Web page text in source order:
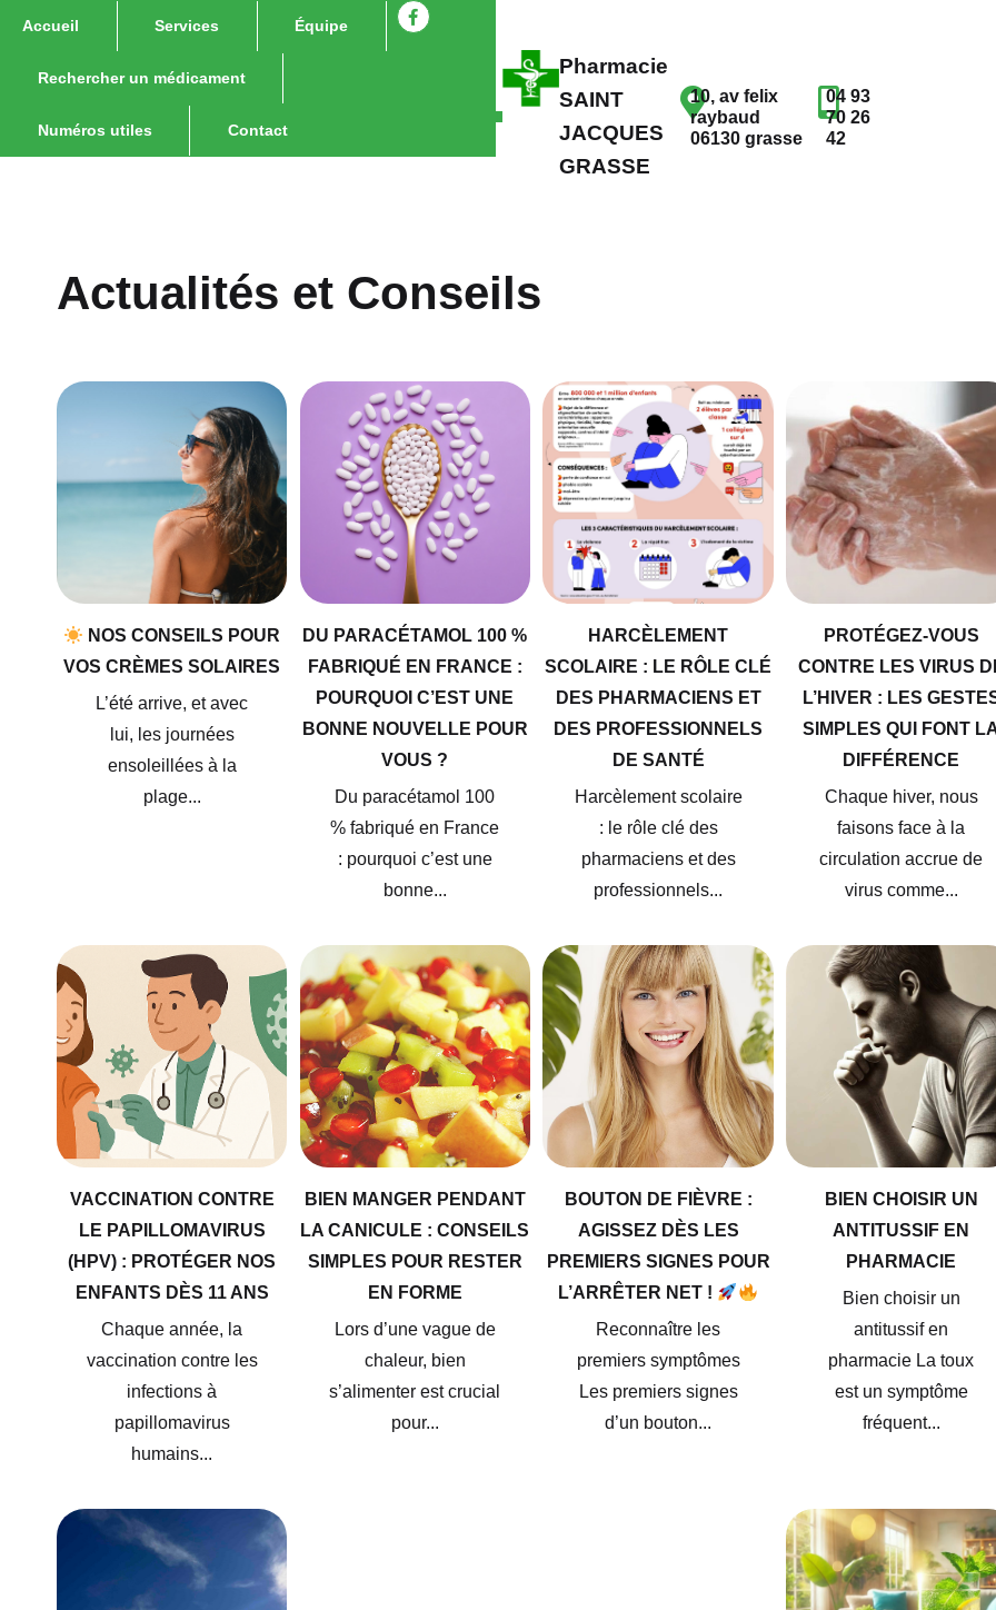
Pharmacie
SAINT
JACQUES
GRASSE
10, av felix
raybaud
06130 grasse
04 93
70 26
42
Accueil Services Équipe
Rechercher un médicament
Numéros utiles Contact
Actualités et Conseils
NOS CONSEILS POUR
VOS CRÈMES SOLAIRES
L’été arrive, et avec
lui, les journées
ensoleillées à la
plage...
DU PARACÉTAMOL 100 %
FABRIQUÉ EN FRANCE :
POURQUOI C’EST UNE
BONNE NOUVELLE POUR
VOUS ?
Du paracétamol 100
% fabriqué en France
: pourquoi c’est une
bonne...
HARCÈLEMENT
SCOLAIRE : LE RÔLE CLÉ
DES PHARMACIENS ET
DES PROFESSIONNELS
DE SANTÉ
Harcèlement scolaire
: le rôle clé des
pharmaciens et des
professionnels...
PROTÉGEZ-VOUS
CONTRE LES VIRUS
L’HIVER : LES
SIMPLES QUI FONT
DIFFÉRENCE
Chaque hiver, nous
faisons face à la
circulation accrue de
virus comme...
VACCINATION CONTRE
LE PAPILLOMAVIRUS
(HPV) : PROTÉGER NOS
ENFANTS DÈS 11 ANS
Chaque année, la
vaccination contre les
infections à
papillomavirus
humains...
BIEN MANGER PENDANT
LA CANICULE : CONSEILS
SIMPLES POUR RESTER
EN FORME
Lors d’une vague de
chaleur, bien
s’alimenter est crucial
pour...
BOUTON DE FIÈVRE :
AGISSEZ DÈS LES
PREMIERS SIGNES POUR
L’ARRÊTER NET !
Reconnaître les
premiers symptômes
Les premiers signes
d’un bouton...
BIEN CHOISIR UN
ANTITUSSIF EN
PHARMACIE
Bien choisir un
antitussif en
pharmacie La toux
est un symptôme
fréquent...